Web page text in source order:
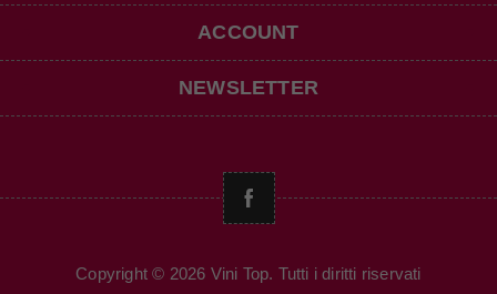
ACCOUNT
NEWSLETTER
Copyright © 2026 Vini Top. Tutti i diritti riservati